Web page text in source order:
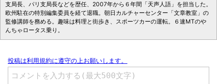
支局長、パリ支局長などを歴任、2007年から６年間「天声人語」を担当した。
欧州駐在の特別編集委員を経て退職。朝日カルチャーセンター「文章教室」の
監修講師を務める。趣味は料理と街歩き、スポーツカーの運転。６速MTのや
んちゃロータス乗り。